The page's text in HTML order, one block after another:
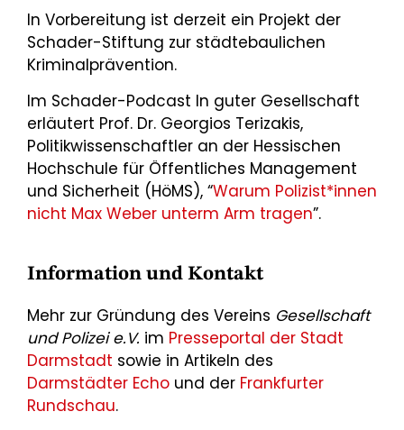
In Vorbereitung ist derzeit ein Projekt der
Schader-Stiftung zur städtebaulichen
Kriminalprävention.
Im Schader-Podcast In guter Gesellschaft
erläutert Prof. Dr. Georgios Terizakis,
Politikwissenschaftler an der Hessischen
Hochschule für Öffentliches Management
und Sicherheit (HöMS), “Warum Polizist*innen
nicht Max Weber unterm Arm tragen”.
Information und Kontakt
Mehr zur Gründung des Vereins Gesellschaft
und Polizei e.V. im Presseportal der Stadt
Darmstadt sowie in Artikeln des
Darmstädter Echo und der Frankfurter
Rundschau.